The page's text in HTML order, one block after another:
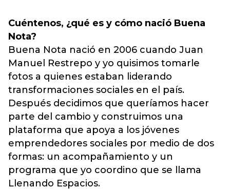
Cuéntenos, ¿qué es y cómo nació Buena
Nota?
Buena Nota nació en 2006 cuando Juan
Manuel Restrepo y yo quisimos tomarle
fotos a quienes estaban liderando
transformaciones sociales en el país.
Después decidimos que queríamos hacer
parte del cambio y construimos una
plataforma que apoya a los jóvenes
emprendedores sociales por medio de dos
formas: un acompañamiento y un
programa que yo coordino que se llama
Llenando Espacios.